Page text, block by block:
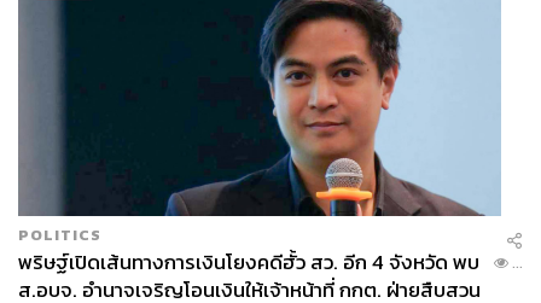
POLITICS
พริษฐ์เปิดเส้นทางการเงินโยงคดีฮั้ว สว. อีก 4 จังหวัด พบ
ส.อบจ. อำนาจเจริญโอนเงินให้เจ้าหน้าที่ กกต. ฝ่ายสืบสวน
...